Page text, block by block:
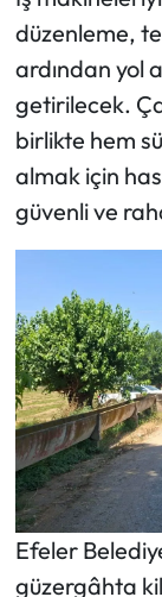
düzenleme,
ardından yol
getirilecek.
birlikte hem
almak için
güvenli ve
Efeler
güzergâhta